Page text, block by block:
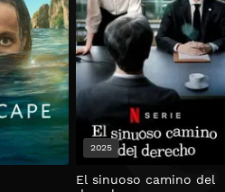
El sinuoso camino del
2025